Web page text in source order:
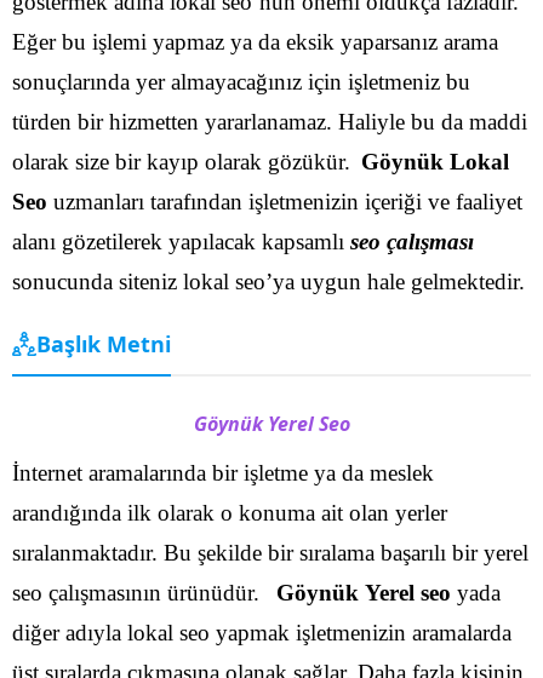
Eğer bu işlemi yapmaz ya da eksik yaparsanız arama
sonuçlarında yer almayacağınız için işletmeniz bu
türden bir hizmetten yararlanamaz. Haliyle bu da maddi
olarak size bir kayıp olarak gözükür. Göynük Lokal
Seo uzmanları tarafından işletmenizin içeriği ve faaliyet
alanı gözetilerek yapılacak kapsamlı seo çalışması
sonucunda siteniz lokal seo’ya uygun hale gelmektedir.
Başlık Metni
Göynük Yerel Seo
İnternet aramalarında bir işletme ya da meslek
arandığında ilk olarak o konuma ait olan yerler
sıralanmaktadır. Bu şekilde bir sıralama başarılı bir yerel
seo çalışmasının ürünüdür.
Göynük Yerel seo yada
diğer adıyla lokal seo yapmak işletmenizin aramalarda
üst sıralarda çıkmasına olanak sağlar. Daha fazla kişinin